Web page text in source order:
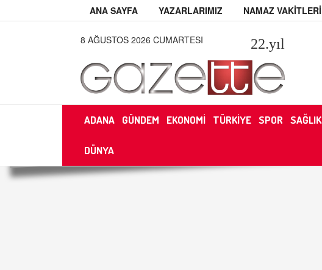
ANA SAYFA YAZARLARIMIZ NAMAZ VAKİTLERİ
8 AĞUSTOS 2026 CUMARTESI 22.yıl
ADANA GÜNDEM EKONOMİ TÜRKİYE SPOR SAĞLIK
DÜNYA